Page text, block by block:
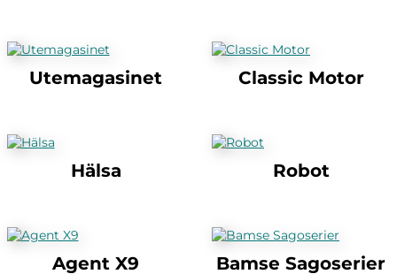
Utemagasinet Classic Motor
Hälsa Robot
Agent X9 Bamse Sagoserier